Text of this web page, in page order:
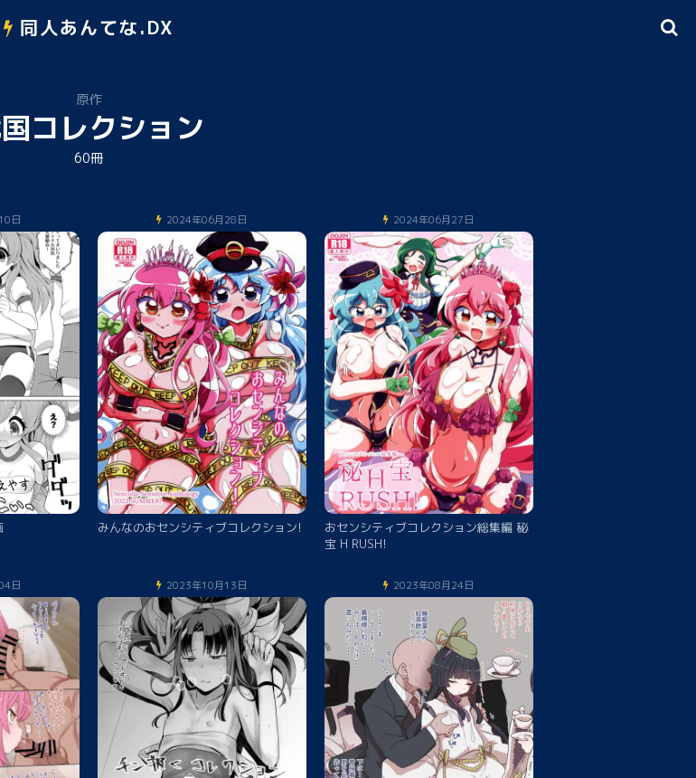
同人あんてな.DX
原作
コレクション
60冊
日 2024年06月28日
みんなのおセンシティブコレクション!
2024年06月27日
おセンシティブコレクション総集編 秘
宝 H RUSH!
日 2023年10月13日 2023年08月24日